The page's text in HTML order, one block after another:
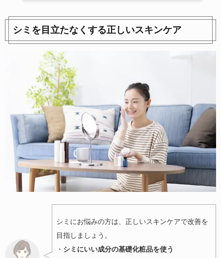
シミを目立たなくする正しいスキンケア
シミにお悩みの方は、正しいスキンケアで改善を
目指しましょう。
・ シミにいい成分の基礎化粧品を使う